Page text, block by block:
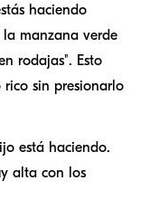
haciendo
la manzana verde
rodajas". Esto
sin presionarlo
está haciendo.
alta con los